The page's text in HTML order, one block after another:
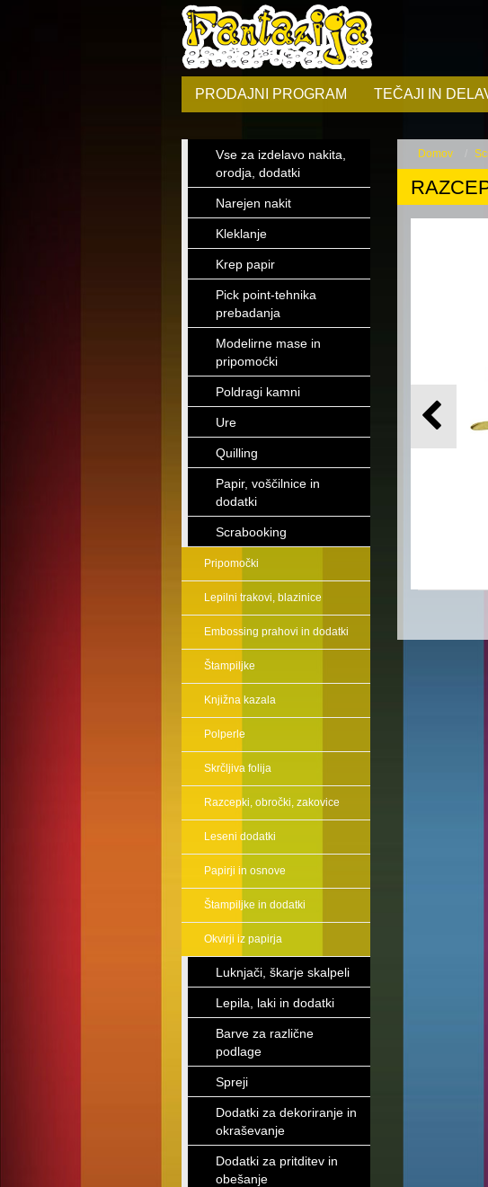
PRODAJNI PROGRAM TEČAJI IN
Vse za izdelavo nakita,
orodja, dodatki
Narejen nakit
Kleklanje
Krep papir
Pick point-tehnika
prebadanja
Modelirne mase in
pripomoćki
Poldragi kamni
Ure
Quilling
Papir, voščilnice in
dodatki
Scrabooking
Pripomočki
Lepilni trakovi, blazinice
Embossing prahovi in dodatki
Štampiljke
Knjižna kazala
Polperle
Skrčljiva folija
Razcepki, obročki, zakovice
Leseni dodatki
Papirji in osnove
Štampiljke in dodatki
Okvirji iz papirja
Luknjači, škarje skalpeli
Lepila, laki in dodatki
Barve za različne
podlage
Spreji
Dodatki za dekoriranje in
okraševanje
Dodatki za pritditev in
obešanje
Domov